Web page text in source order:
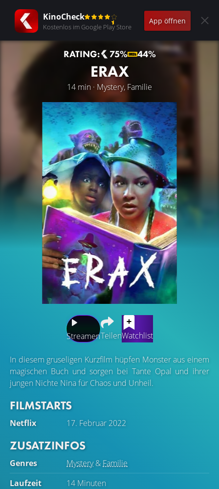
KinoCheck
Kostenlos im Google Play Store
App öffnen
RATING: 75% 44%
ERAX
14 min · Mystery, Familie
StreamenTeilenWatchlist
In diesem gruseligen Kurzfilm hüpfen Monster aus einem
magischen Buch und sorgen bei Tante Opal und ihrer
jungen Nichte Nina für Chaos und Unheil.
FILMSTARTS
Netflix 17. Februar 2022
ZUSATZINFOS
Genres Mystery& Familie
Laufzeit
14 Minuten